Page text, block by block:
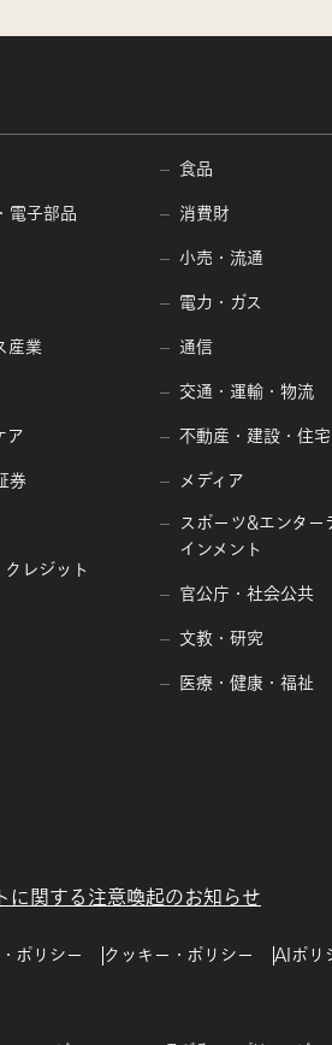
電子部品
産業
ア
券
クレジット
食品
消費財
小売・流通
電力・ガス
通信
交通・運輸・物流
不動産・建設・住宅
メディア
スポーツ&エンター
インメント
官公庁・社会公共
文教・研究
医療・健康・福祉
に関する注意喚起のお知らせ
ポリシー クッキー・ポリシー AIポリ